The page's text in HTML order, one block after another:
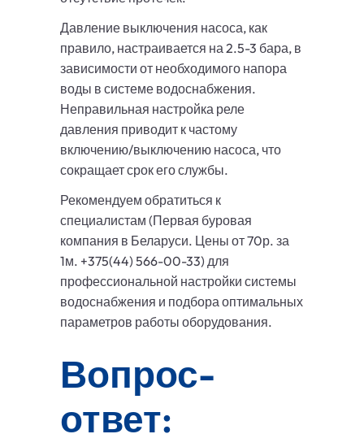
Давление выключения насоса, как
правило, настраивается на 2.5-3 бара, в
зависимости от необходимого напора
воды в системе водоснабжения.
Неправильная настройка реле
давления приводит к частому
включению/выключению насоса, что
сокращает срок его службы.
Рекомендуем обратиться к
специалистам (Первая буровая
компания в Беларуси. Цены от 70р. за
1м. +375(44) 566-00-33) для
профессиональной настройки системы
водоснабжения и подбора оптимальных
параметров работы оборудования.
Вопрос-
ответ: